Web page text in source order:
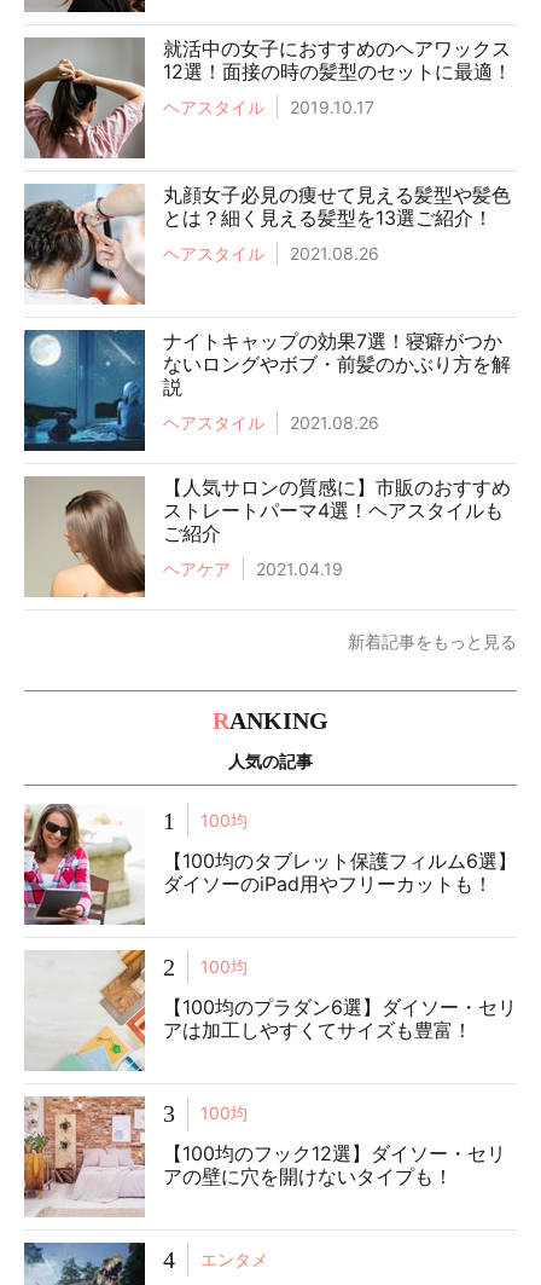
就活中の女子におすすめのヘアワックス
12選！面接の時の髪型のセットに最適！
ヘアスタイル 2019.10.17
丸顔女子必見の痩せて見える髪型や髪色
とは？細く見える髪型を13選ご紹介！
ヘアスタイル 2021.08.26
ナイトキャップの効果7選！寝癖がつか
ないロングやボブ・前髪のかぶり方を解
説
ヘアスタイル 2021.08.26
【人気サロンの質感に】市販のおすすめ
ストレートパーマ4選！ヘアスタイルも
ご紹介
ヘアケア 2021.04.19
新着記事をもっと見る
RANKING
人気の記事
1 100均
【100均のタブレット保護フィルム6選】
ダイソーのiPad用やフリーカットも！
2 100均
【100均のプラダン6選】ダイソー・セリ
アは加工しやすくてサイズも豊富！
3 100均
【100均のフック12選】ダイソー・セリ
アの壁に穴を開けないタイプも！
4 エンタメ